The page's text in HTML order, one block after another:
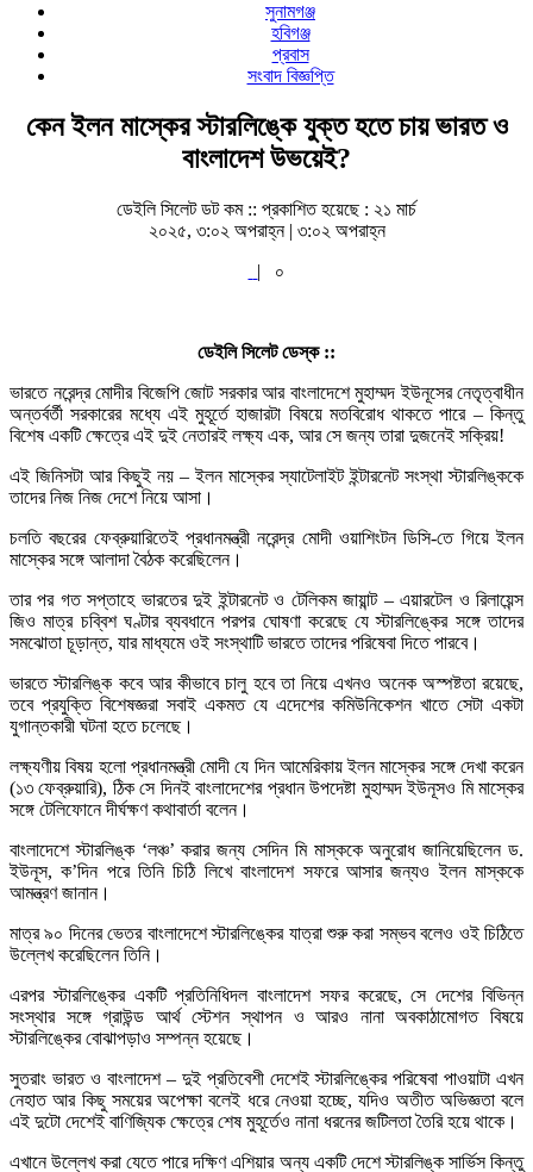
সুনামগঞ্জ
হবিগঞ্জ
প্রবাস
সংবাদ বিজ্ঞপ্তি
কেন ইলন মাস্কের স্টারলিঙ্কে যুক্ত হতে চায় ভারত ও
বাংলাদেশ উভয়েই?
ডেইলি সিলেট ডট কম :: প্রকাশিত হয়েছে : ২১ মার্চ
২০২৫, ৩:০২ অপরাহ্ন | ৩:০২ অপরাহ্ন
|
০
ডেইলি সিলেট ডেস্ক ::
ভারতে নরেন্দ্র মোদীর বিজেপি জোট সরকার আর বাংলাদেশে মুহাম্মদ ইউনূসের নেতৃত্বাধীন
অন্তর্বর্তী সরকারের মধ্যে এই মুহূর্তে হাজারটা বিষয়ে মতবিরোধ থাকতে পারে – কিন্তু
বিশেষ একটি ক্ষেত্রে এই দুই নেতারই লক্ষ্য এক, আর সে জন্য তারা দুজনেই সক্রিয়!
এই জিনিসটা আর কিছুই নয় – ইলন মাস্কের স্যাটেলাইট ইন্টারনেট সংস্থা স্টারলিঙ্ককে
তাদের নিজ নিজ দেশে নিয়ে আসা।
চলতি বছরের ফেব্রুয়ারিতেই প্রধানমন্ত্রী নরেন্দ্র মোদী ওয়াশিংটন ডিসি-তে গিয়ে ইলন
মাস্কের সঙ্গে আলাদা বৈঠক করেছিলেন।
তার পর গত সপ্তাহে ভারতের দুই ইন্টারনেট ও টেলিকম জায়ান্ট – এয়ারটেল ও রিলায়েন্স
জিও মাত্র চব্বিশ ঘণ্টার ব্যবধানে পরপর ঘোষণা করেছে যে স্টারলিঙ্কের সঙ্গে তাদের
সমঝোতা চূড়ান্ত, যার মাধ্যমে ওই সংস্থাটি ভারতে তাদের পরিষেবা দিতে পারবে।
ভারতে স্টারলিঙ্ক কবে আর কীভাবে চালু হবে তা নিয়ে এখনও অনেক অস্পষ্টতা রয়েছে,
তবে প্রযুক্তি বিশেষজ্ঞরা সবাই একমত যে এদেশের কমিউনিকেশন খাতে সেটা একটা
যুগান্তকারী ঘটনা হতে চলেছে।
লক্ষ্যণীয় বিষয় হলো প্রধানমন্ত্রী মোদী যে দিন আমেরিকায় ইলন মাস্কের সঙ্গে দেখা করেন
(১৩ ফেব্রুয়ারি), ঠিক সে দিনই বাংলাদেশের প্রধান উপদেষ্টা মুহাম্মদ ইউনূসও মি মাস্কের
সঙ্গে টেলিফোনে দীর্ঘক্ষণ কথাবার্তা বলেন।
বাংলাদেশে স্টারলিঙ্ক ‘লঞ্চ’ করার জন্য সেদিন মি মাস্ককে অনুরোধ জানিয়েছিলেন ড.
ইউনূস, ক’দিন পরে তিনি চিঠি লিখে বাংলাদেশ সফরে আসার জন্যও ইলন মাস্ককে
আমন্ত্রণ জানান।
মাত্র ৯০ দিনের ভেতর বাংলাদেশে স্টারলিঙ্কের যাত্রা শুরু করা সম্ভব বলেও ওই চিঠিতে
উল্লেখ করেছিলেন তিনি।
এরপর স্টারলিঙ্কের একটি প্রতিনিধিদল বাংলাদেশ সফর করেছে, সে দেশের বিভিন্ন
সংস্থার সঙ্গে গ্রাউন্ড আর্থ স্টেশন স্থাপন ও আরও নানা অবকাঠামোগত বিষয়ে
স্টারলিঙ্কের বোঝাপড়াও সম্পন্ন হয়েছে।
সুতরাং ভারত ও বাংলাদেশ – দুই প্রতিবেশী দেশেই স্টারলিঙ্কের পরিষেবা পাওয়াটা এখন
নেহাত আর কিছু সময়ের অপেক্ষা বলেই ধরে নেওয়া হচ্ছে, যদিও অতীত অভিজ্ঞতা বলে
এই দুটো দেশেই বাণিজ্যিক ক্ষেত্রে শেষ মুহূর্তেও নানা ধরনের জটিলতা তৈরি হয়ে থাকে।
এখানে উল্লেখ করা যেতে পারে দক্ষিণ এশিয়ার অন্য একটি দেশে স্টারলিঙ্ক সার্ভিস কিন্তু